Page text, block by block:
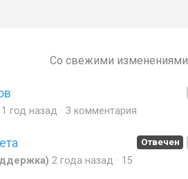
Со свежими изменениями
1 год назад 3 комментария
Отвечен
2 года назад
15